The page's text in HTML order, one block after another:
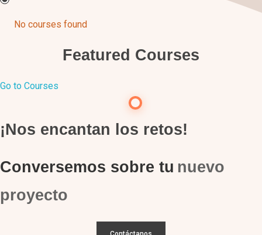
No courses found
Featured Courses
Go to Courses
¡Nos encantan los retos!
Conversemos sobre tu nuevo
proyecto